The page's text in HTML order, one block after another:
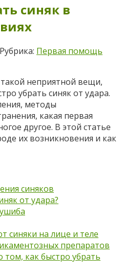
синяк в
Рубрика: Первая помощь
неприятной вещи,
убрать синяк от удара.
методы
какая первая
другое. В этой статье
их возникновения и как
синяков
от удара?
синяки на лице и теле
препаратов
том, как быстро убрать